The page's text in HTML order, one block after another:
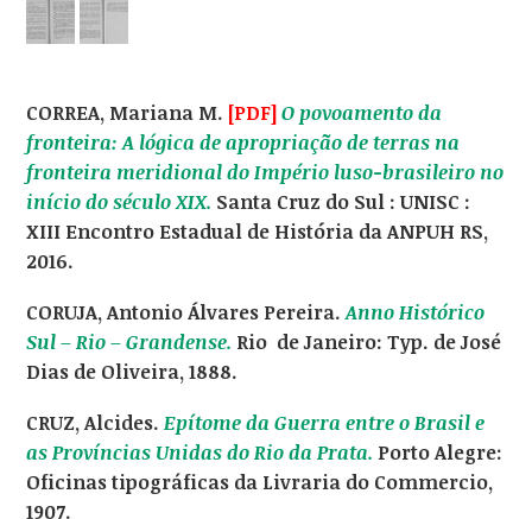
CORREA, Mariana M. [PDF] O povoamento da
fronteira: A lógica de apropriação de terras na
fronteira meridional do Império luso-brasileiro no
início do século XIX. Santa Cruz do Sul : UNISC :
XIII Encontro Estadual de História da ANPUH RS,
2016.
CORUJA, Antonio Álvares Pereira.Anno Histórico
Sul – Rio – Grandense. Rio de Janeiro: Typ. de José
Dias de Oliveira, 1888.
CRUZ, Alcides.Epítome da Guerra entre o Brasil e
as Províncias Unidas do Rio da Prata. Porto Alegre:
Oficinas tipográficas da Livraria do Commercio,
1907.